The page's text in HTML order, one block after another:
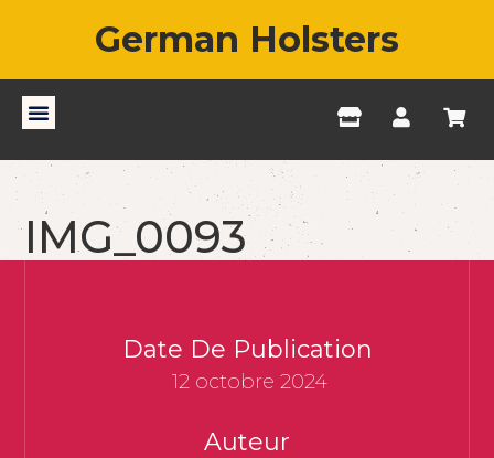
German Holsters
IMG_0093
Date De Publication
12 octobre 2024
Auteur